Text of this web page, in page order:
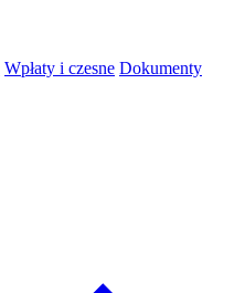
Wpłaty i czesne Dokumenty